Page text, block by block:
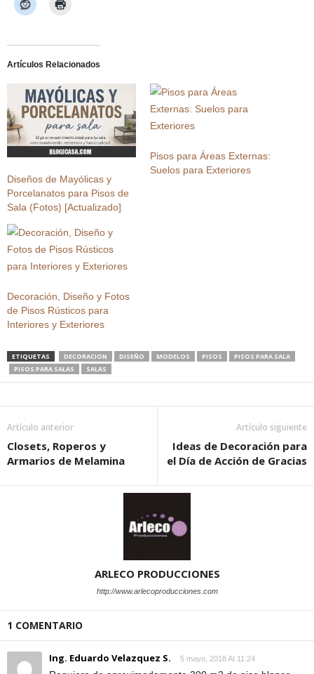
Artículos Relacionados
Diseños de Mayólicas y
Porcelanatos para Pisos de
Sala (Fotos) [Actualizado]
Pisos para Áreas Externas:
Suelos para Exteriores
Decoración, Diseño y Fotos
de Pisos Rústicos para
Interiores y Exteriores
ETIQUETAS DECORACION DISEÑO MODELOS PISOS
PISOS PARA SALA
PISOS PARA SALAS
SALAS
Artículo anterior
Closets, Roperos y
Armarios de Melamina
Artículo siguiente
Ideas de Decoración para
el Día de Acción de Gracias
ARLECO PRODUCCIONES
http://www.arlecoproducciones.com
1 COMENTARIO
Ing. Eduardo Velazquez S. 5 mayo, 2018 At 11:24